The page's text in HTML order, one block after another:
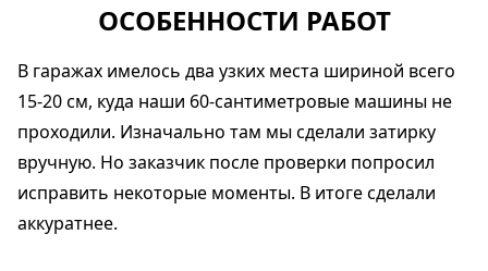
ОСОБЕННОСТИ РАБОТ
В гаражах имелось два узких места шириной всего
15-20 см, куда наши 60-сантиметровые машины не
проходили. Изначально там мы сделали затирку
вручную. Но заказчик после проверки попросил
исправить некоторые моменты. В итоге сделали
аккуратнее.